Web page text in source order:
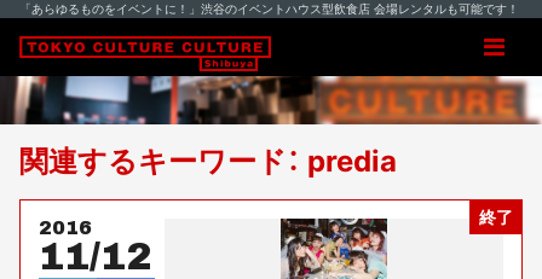
「あらゆるものをイベントに！」渋谷のイベントハウス型飲食店 会場レンタルも可能です！
関連するキーワード： predia
終了
2016
11/12